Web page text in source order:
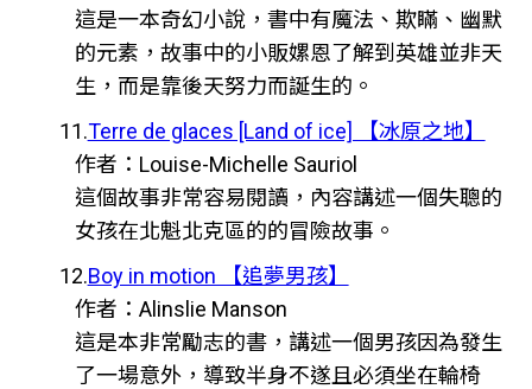
這是一本奇幻小說，書中有魔法、欺瞞、幽默
的元素，故事中的小販嫘恩了解到英雄並非天
生，而是靠後天努力而誕生的。
11.Terre de glaces [Land of ice] 【冰原之地】
作者：Louise-Michelle Sauriol
這個故事非常容易閱讀，內容講述一個失聰的
女孩在北魁北克區的的冒險故事。
12.Boy in motion 【追夢男孩】
作者：Alinslie Manson
這是本非常勵志的書，講述一個男孩因為發生
了一場意外，導致半身不遂且必須坐在輪椅